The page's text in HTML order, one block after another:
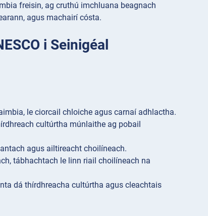
freisin, ag cruthú imchluana beagnach
agus machairí cósta.
i Seinigéal
le ciorcail chloiche agus carnaí adhlactha.
cultúrtha múnlaithe ag pobail
agus ailtireacht choilíneach.
tábhachtach le linn riail choilíneach na
dá thírdhreacha cultúrtha agus cleachtais